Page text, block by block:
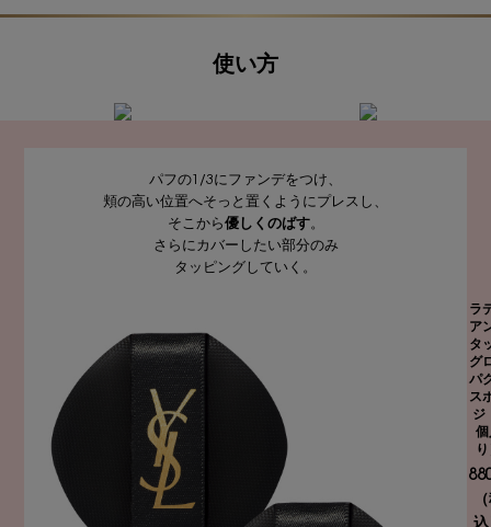
使い方
パフの1/3にファンデをつけ、
頬の高い位置へそっと置くようにプレスし、
そこから優しくのばす。
さらにカバーしたい部分のみ
タッピングしていく。
ラ
ア
タ
グ
パ
ス
ジ
個